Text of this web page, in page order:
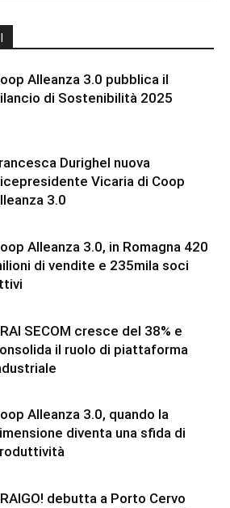
Alleanza 3.0 pubblica il
di Sostenibilità 2025
Durighel nuova
Vicaria di Coop
3.0
Alleanza 3.0, in Romagna 420
di vendite e 235mila soci
SECOM cresce del 38% e
il ruolo di piattaforma
Alleanza 3.0, quando la
diventa una sfida di
debutta a Porto Cervo